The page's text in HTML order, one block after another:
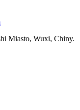
Miasto, Wuxi, Chiny.